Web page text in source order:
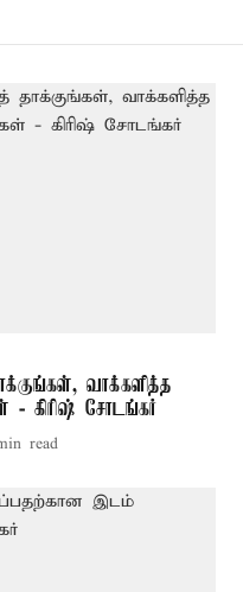
வாக்களித்த
- கிரிஷ் சோடங்கர்
read